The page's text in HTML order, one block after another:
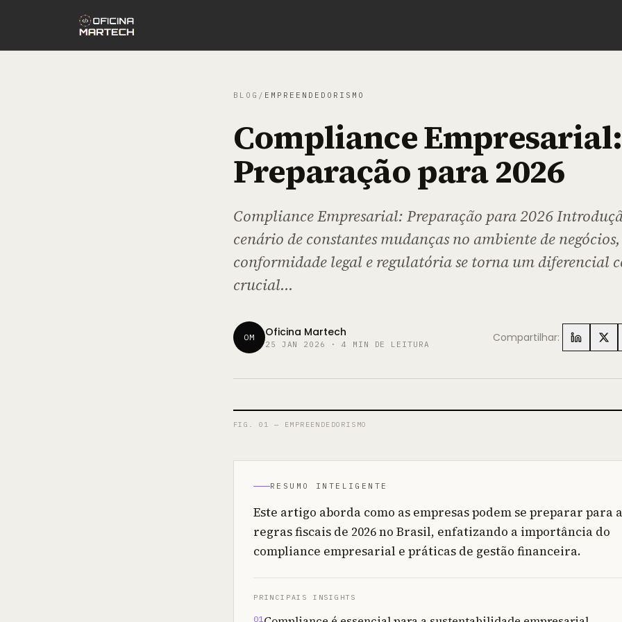
BLOG / EMPREENDEDORISMO
Compliance Empresarial:
Preparação para 2026
Compliance Empresarial: Preparação para 2026
cenário de constantes mudanças no ambiente de
conformidade legal e regulatória se torna um diferencial
crucial...
OM Oficina Martech
25 JAN 2026 ·4 MIN DE LEITURA Compartilhar:
FIG. 01 — EMPREENDEDORISMO
RESUMO INTELIGENTE
Este artigo aborda como as empresas podem se preparar para
regras fiscais de 2026 no Brasil, enfatizando a importância do
compliance empresarial e práticas de gestão financeira.
PRINCIPAIS INSIGHTS
01